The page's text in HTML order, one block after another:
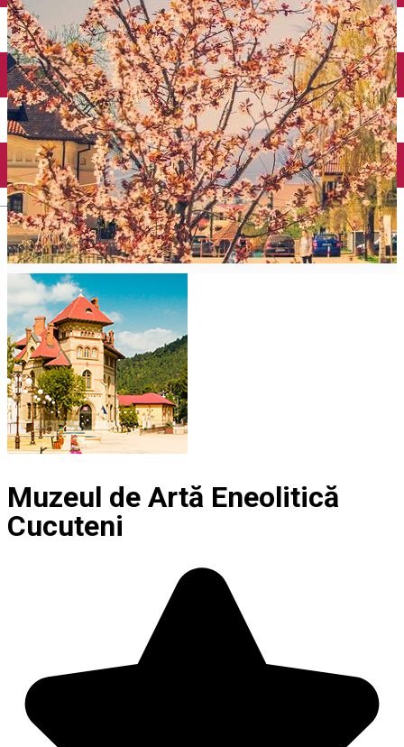
English
Mănăstirea Bistrița
Lacul Izvorul Muntelui
Casa memorială „Ion Creangă” din Humuleşti
Mănăstirea Secu
Lacul Cuejdel
Muzeul de Artă Eneolitică
Cucuteni